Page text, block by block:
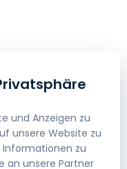
und Anzeigen zu
unsere Website zu
Informationen zu
an unsere Partner